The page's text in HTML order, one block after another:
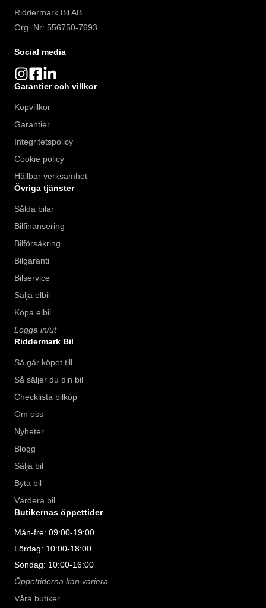
Riddermark Bil AB
Org. Nr: 556750-7693
Social media
Garantier och villkor
Köpvillkor
Garantier
Integritetspolicy
Cookie policy
Hållbar verksamhet
Övriga tjänster
Sålda bilar
Bilfinansering
Bilförsäkring
Bilgaranti
Bilservice
Sälja elbil
Köpa elbil
Logga in/ut
Riddermark Bil
Så går köpet till
Så säljer du din bil
Checklista bilköp
Om oss
Nyheter
Blogg
Sälja bil
Byta bil
Värdera bil
Butikernas öppettider
Mån-fre: 09:00-19:00
Lördag: 10:00-18:00
Söndag: 10:00-16:00
Öppettiderna kan variera
Våra butiker